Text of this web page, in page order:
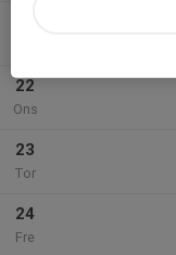
22
Ons
23
Tor
24
Fre